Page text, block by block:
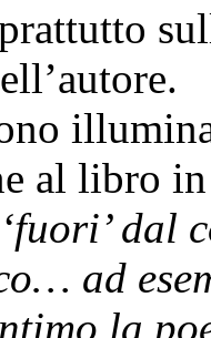
al libro
‘fuori’
ad
la